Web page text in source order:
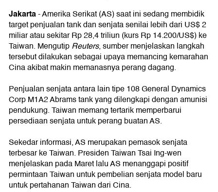
Jakarta-Amerika Serikat (AS) saat ini sedang membidik
target penjualan tank dan senjata senilai lebih dari US$ 2
miliar atau sekitar Rp 28,4 triliun (kurs Rp 14.200/US$) ke
Taiwan. MengutipReuters, sumber menjelaskan langkah
tersebut dilakukan sebagai upaya memancing kemarahan
Cina akibat makin memanasnya perang dagang.
Penjualan senjata antara lain tipe 108 General Dynamics
Corp M1A2 Abrams tank yang dilengkapi dengan amunisi
pendukung. Taiwan memang tertarik memperbarui
persediaan senjata untuk perang buatan AS.
Sekedar informasi, AS merupakan pemasok senjata
terbesar ke Taiwan. Presiden Taiwan Tsai Ing-wen
menjelaskan pada Maret lalu AS menanggapi positif
permintaan Taiwan untuk pembelian senjata model baru
untuk pertahanan Taiwan dari Cina.